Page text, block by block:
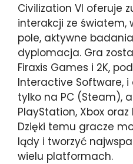
Civilization VI oferuje
interakcji ze światem,
pole, aktywne
dyplomacja. Gra
Firaxis Games i 2K,
Interactive Software,
tylko na PC (Steam),
PlayStation, Xbox
Dzięki temu gracze
lądy i tworzyć
wielu platformach.